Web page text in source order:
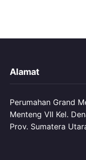
Alamat
Perumahan Grand
Menteng VII Kel.
Prov. Sumatera